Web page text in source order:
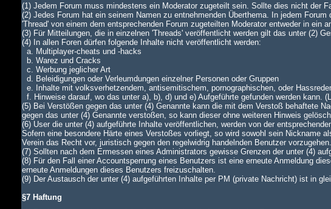
(1) Jedem Forum muss mindestens ein Moderator zugeteilt sein. Sollte dies nicht der
(2) Jedes Forum hat ein seinem Namen zu entnehmenden Überthema. In jedem
'Thread' von einem dem entsprechenden Forum zugeteilten Moderator entweder in ein
(3) Für Mitteilungen, die in einzelnen 'Threads' veröffentlicht werden gilt das unter (2)
(4) In allen Foren dürfen folgende Inhalte nicht veröffentlicht werden:
a. Multiplayer-cheats und -hacks
b. Warez und Cracks
c. Werbung jeglicher Art
d. Beleidigungen oder Verleumdungen einzelner Personen oder Gruppen
e. Inhalte mit volksverhetzendem, antisemitischem, pornographischen, oder
f. Hinweise darauf, wo das unter a), b), d) und e) Aufgeführte gefunden werden kann.
(5) Bei Verstößen gegen das unter (4) Genannte kann die mit dem Verstoß behaftete
gegen das unter (4) Genannte verstoßen, so kann dieser ohne weiteren Hinweis
(6) User die unter (4) aufgeführte Inhalte veröffentlichen, werden von der
Sofern eine besondere Härte eines Verstoßes vorliegt, so wird sowohl sein Nickname
Verein das Recht vor, juristisch gegen den regelwidrig handelnden Benutzer vorzugehen.
(7) Sollten nach dem Ermessen eines Administrators gewisse Grenzen der unter (4)
(8) Für den Fall einer Accountsperrung eines Benutzers ist eine erneute Anmeldung
erneute Anmeldungen dieses Benutzers freizuschalten.
(9) Der Austausch der unter (4) aufgeführten Inhalte per PM (private Nachricht) ist in
§7 Haftung